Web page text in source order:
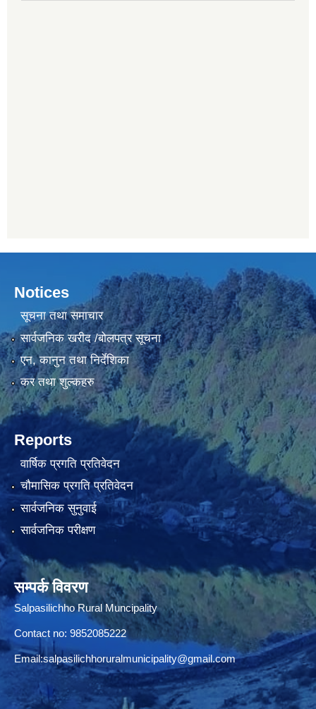
Notices
सूचना तथा समाचार
सार्वजनिक खरीद /बोलपत्र सूचना
एन, कानुन तथा निर्देशिका
कर तथा शुल्कहरु
Reports
वार्षिक प्रगति प्रतिवेदन
चौमासिक प्रगति प्रतिवेदन
सार्वजनिक सुनुवाई
सार्वजनिक परीक्षण
सम्पर्क विवरण
Salpasilichho Rural Muncipality
Contact no: 9852085222
Email:salpasilichhoruralmunicipality@gmail.com